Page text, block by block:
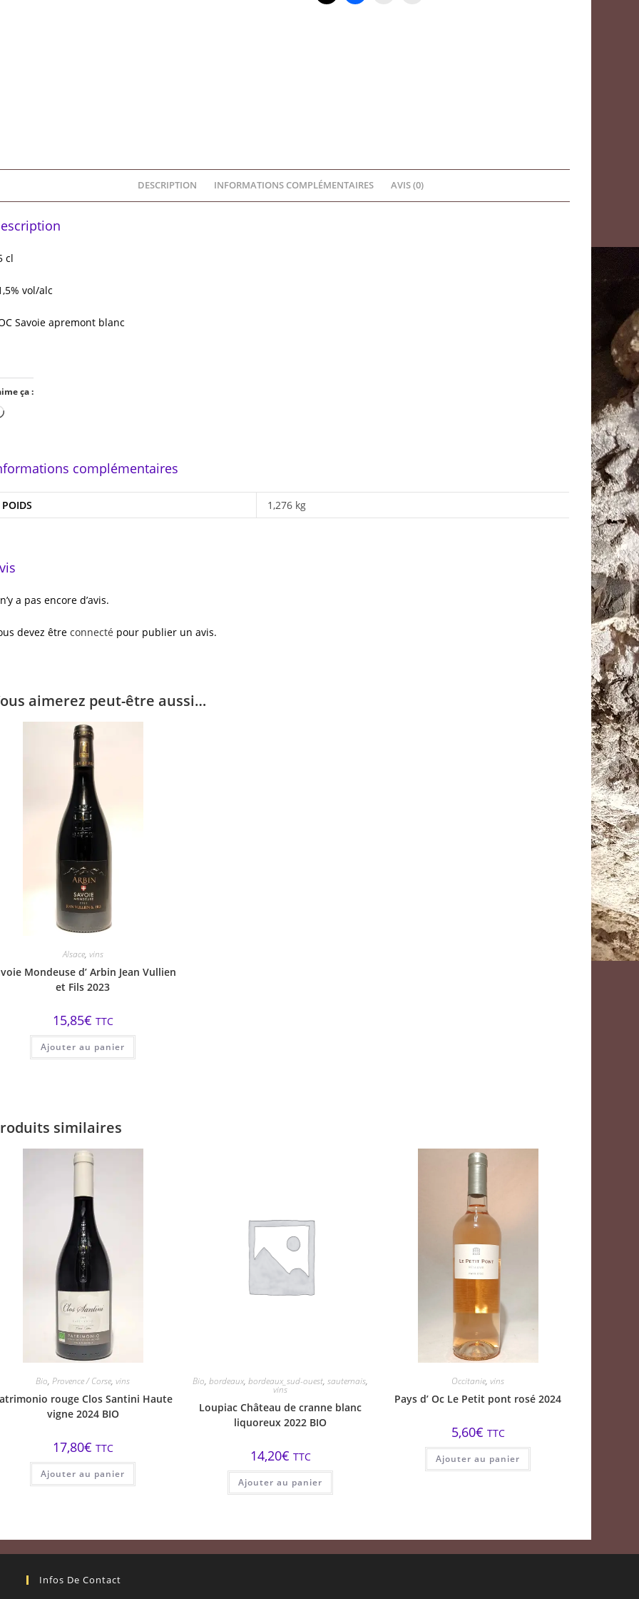
DESCRIPTION INFORMATIONS COMPLÉMENTAIRES AVIS (0)
cl
vol/alc
Savoie apremont blanc
ça :
Chargement…
complémentaires
POIDS 1,276 kg
a pas encore d’avis.
devez être connecté pour publier un avis.
aimerez peut-être aussi…
Alsace, vins
Mondeuse d’ Arbin Jean Vullien
et Fils 2023
15,85€ TTC
Ajouter au panier
similaires
Bio,Provence / Corse,vins
rouge Clos Santini Haute
vigne 2024 BIO
17,80€ TTC
Ajouter au panier
Bio,bordeaux,bordeaux_sud-ouest,sauternais,
vins
Loupiac Château de cranne blanc
liquoreux 2022 BIO
14,20€ TTC
Ajouter au panier
Occitanie,vins
Pays d’ Oc Le Petit pont rosé 2024
5,60€ TTC
Ajouter au panier
Infos De Contact